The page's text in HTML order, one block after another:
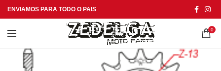
ENVIAMOS PARA TODO O PAIS
0